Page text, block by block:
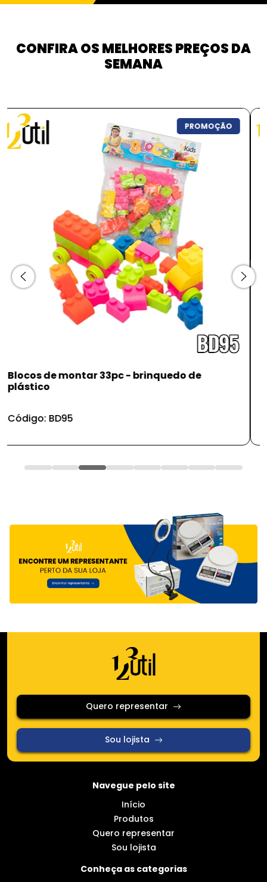
CONFIRA OS MELHORES PREÇOS DA
SEMANA
PROMOÇÃO
Ralador, faca e descasc. - inox - jg cozinha -
3pc
Código: UD542
Quero representar
Sou lojista
Navegue pelo site
Início
Produtos
Quero representar
Sou lojista
Conheça as categorias